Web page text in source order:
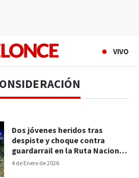
VIVO
4 de Enero de 2026
Dos jóvenes heridos tras
despiste y choque contra
guardarrail en la Ruta Nacional
131